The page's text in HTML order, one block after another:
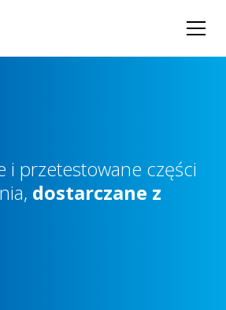
i przetestowane części
dostarczane z